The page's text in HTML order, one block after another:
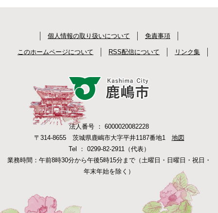
個人情報の取り扱いについて 免責事項
このホームページについて RSS配信について リンク集
法人番号 ： 6000020082228
〒314-8655 茨城県鹿嶋市大字平井1187番地1 地図
Tel ： 0299-82-2911（代表）
業務時間：午前8時30分から午後5時15分まで（土曜日・日曜日・祝日・
年末年始を除く）